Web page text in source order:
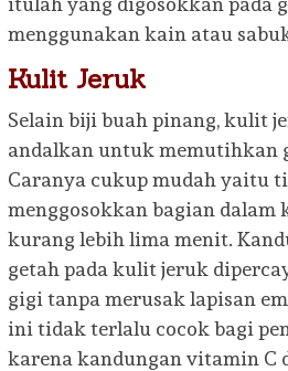
menggunakan kain atau
Kulit Jeruk
Selain biji buah pinang, kulit
andalkan untuk memutihkan
Caranya cukup mudah yaitu
menggosokkan bagian dalam
kurang lebih lima menit.
getah pada kulit jeruk
gigi tanpa merusak lapisan
ini tidak terlalu cocok bagi
karena kandungan vitamin C